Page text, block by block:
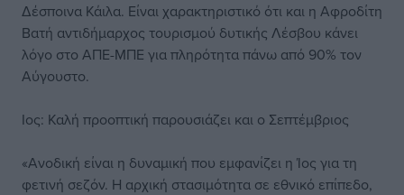
Δέσποινα Κάιλα. Είναι χαρακτηριστικό ότι και η Αφροδίτη
Βατή αντιδήμαρχος τουρισμού δυτικής Λέσβου κάνει
λόγο στο ΑΠΕ-ΜΠΕ για πληρότητα πάνω από 90% τον
Αύγουστο.
Ιος: Καλή προοπτική παρουσιάζει και ο Σεπτέμβριος
«Ανοδική είναι η δυναμική που εμφανίζει η Ίος για τη
φετινή σεζόν. Η αρχική στασιμότητα σε εθνικό επίπεδο,